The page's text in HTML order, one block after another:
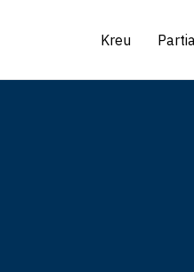
Kreu Partia